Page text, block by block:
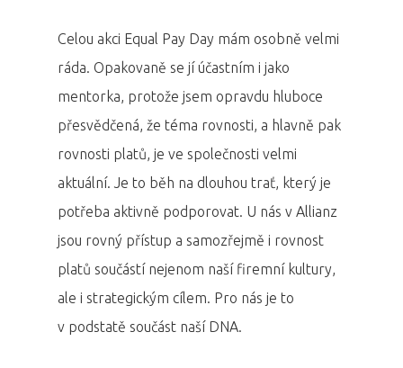
Celou akci Equal Pay Day mám osobně velmi
ráda. Opakovaně se jí účastním i jako
mentorka, protože jsem opravdu hluboce
přesvědčená, že téma rovnosti, a hlavně pak
rovnosti platů, je ve společnosti velmi
aktuální. Je to běh na dlouhou trať, který je
potřeba aktivně podporovat. U nás v Allianz
jsou rovný přístup a samozřejmě i rovnost
platů součástí nejenom naší firemní kultury,
ale i strategickým cílem. Pro nás je to
v podstatě součást naší DNA.